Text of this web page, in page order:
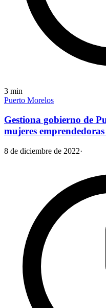
3 min
Puerto Morelos
Gestiona gobierno de
mujeres
8 de diciembre de 2022·